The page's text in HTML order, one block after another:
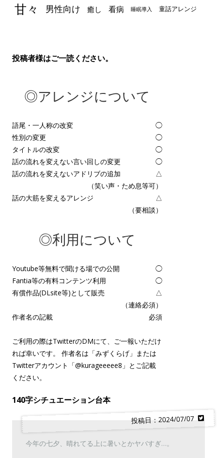
甘々 男性向け 癒し 看病 睡眠導入 童話アレンジ
投稿者様はご一読ください。
◎アレンジについて
語尾・一人称の改変
◯
性別の変更
◯
タイトルの改変
◯
話の流れを変えない言い回しの変更
◯
話の流れを変えないアドリブの追加
△
（笑い声・ため息等可）
話の大筋を変えるアレンジ
△
（要相談）
◎利用について
Youtube等無料で聞ける場での公開
◯
Fantia等の有料コンテンツ利用
◯
有償作品(DLsite等)として販売
△
（連絡必須）
作者名の記載
必須
ご利用の際はTwitterのDMにて、ご一報いただけ
れば幸いです。 作者名は「みずくらげ」または
Twitterアカウント「@kurageeeee8 」とご記載
ください。
140字シチュエーション台本
投稿日：2024/07/07
今年の七夕、晴れてる上に暑いとかヤバすぎ…。